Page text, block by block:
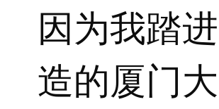
因为我踏
造的厦门